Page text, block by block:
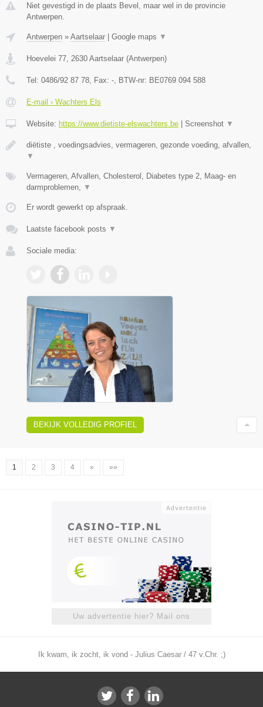
Niet gevestigd in de plaats Bevel, maar wel in de provincie
Antwerpen.
Antwerpen » Aartselaar | Google maps ▼
Hoevelei 77 2630 Aartselaar (Antwerpen)
Tel: 0486/92 87 78 , Fax: - , BTW-nr: BE0769 094 588
E-mail › Wachters Els
Website: https://www.dietiste-elswachters.be | Screenshot ▼
diëtiste , voedingsadvies, vermageren, gezonde voeding, afvallen,
▼
Vermageren, Afvallen, Cholesterol, Diabetes type 2, Maag- en
darmproblemen,
▼
Er wordt gewerkt op afspraak.
Laatste facebook posts ▼
Sociale media:
BEKIJK VOLLEDIG PROFIEL
1 2 3 4 » »»
Uw advertentie hier? Mail ons
Ik kwam, ik zocht, ik vond - Julius Caesar / 47 v.Chr. ;)